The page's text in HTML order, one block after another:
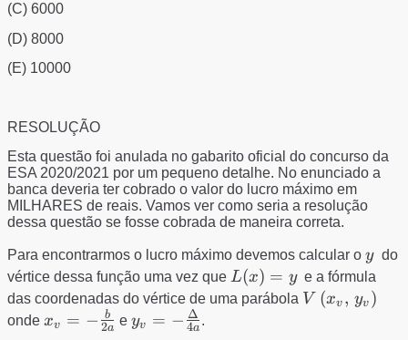
(C) 6000
(D) 8000
(E) 10000
RESOLUÇÃO
Esta questão foi anulada no gabarito oficial do concurso da
ESA 2020/2021 por um pequeno detalhe. No enunciado a
banca deveria ter cobrado o valor do lucro máximo em
MILHARES de reais. Vamos ver como seria a resolução
dessa questão se fosse cobrada de maneira correta.
Para encontrarmos o lucro máximo devemos calcular o y
ydo
vértice dessa função uma vez que L(x)=y
L(x) = ye a fórmula
das coordenadas do vértice de uma parábola V\left (
V (xv , yv )
onde x_{v}=-
xv = − 2a
b ey_{v}=-
yv = − 4a
Δ .